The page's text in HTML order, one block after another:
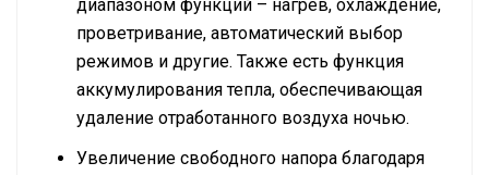
диапазоном функций – нагрев, охлаждение,
проветривание, автоматический выбор
режимов и другие. Также есть функция
аккумулирования тепла, обеспечивающая
удаление отработанного воздуха ночью.
Увеличение свободного напора благодаря